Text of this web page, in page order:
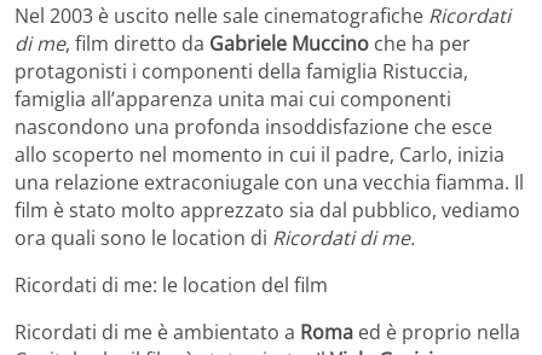
Nel 2003 è uscito nelle sale cinematografiche Ricordati
di me, film diretto da Gabriele Muccino che ha per
protagonisti i componenti della famiglia Ristuccia,
famiglia all’apparenza unita mai cui componenti
nascondono una profonda insoddisfazione che esce
allo scoperto nel momento in cui il padre, Carlo, inizia
una relazione extraconiugale con una vecchia fiamma. Il
film è stato molto apprezzato sia dal pubblico, vediamo
ora quali sono le location di Ricordati di me.
Ricordati di me: le location del film
Ricordati di me è ambientato a Roma ed è proprio nella